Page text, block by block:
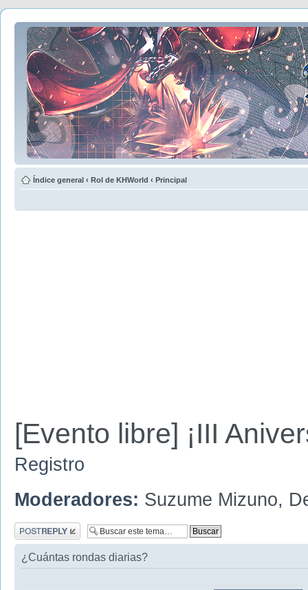
Índice general ‹ Rol de KHWorld ‹ Principal
[Evento libre] ¡III
Registro
Moderadores: Suzume Mizuno,
Publicar una
respuesta
¿Cuántas rondas diarias?